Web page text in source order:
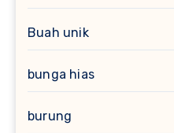
Buah unik
bunga hias
burung